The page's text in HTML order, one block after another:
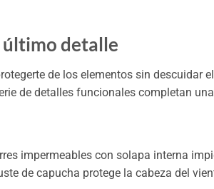
último detalle
de los elementos sin
de detalles funcionales completan
impermeables con solapa interna
de capucha protege la cabeza del